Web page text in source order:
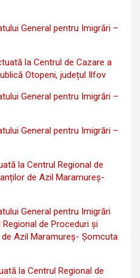
General pentru Imigrări –
la Centrul de Cazare a
Otopeni, județul Ilfov
General pentru Imigrări –
General pentru Imigrări –
la Centrul Regional de
de Azil Maramureș-
General pentru Imigrări
de Proceduri și
Azil Maramureș- Șomcuta
la Centrul Regional de